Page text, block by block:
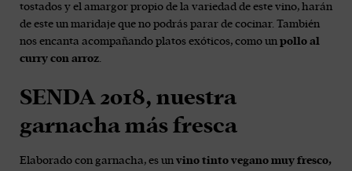
tostados y el amargor propio de la variedad de este vino, harán
de este un maridaje que no podrás parar de cocinar. También
nos encanta acompañando platos exóticos, como un pollo al
curry con arroz.
SENDA 2018, nuestra
garnacha más fresca
Elaborado con garnacha, es un vino tinto vegano muy fresco,